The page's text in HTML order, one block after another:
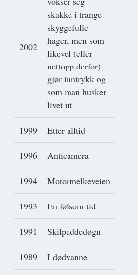
2002
skakke i trange
skyggefulle
hager, men som
likevel (eller
nettopp derfor)
gjør inntrykk og
som man husker
livet ut
1999 Etter alltid
1996 Anticamera
1994 Motormelkeveien
1993 En følsom tid
1991 Skilpaddedøgn
1989 I dødvanne